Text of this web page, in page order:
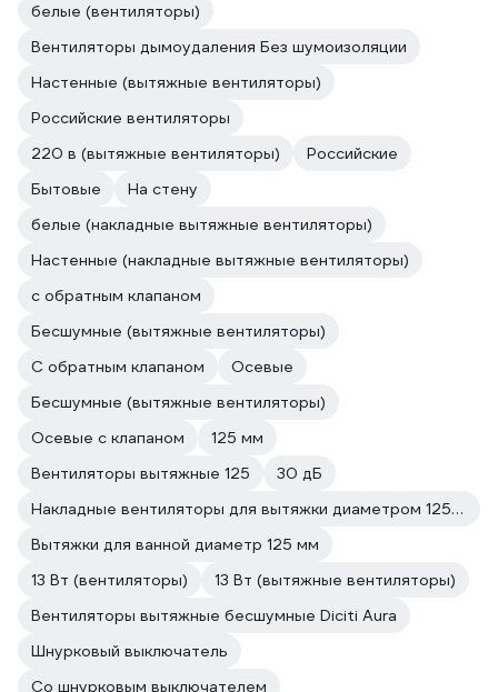
белые (вентиляторы)
Вентиляторы дымоудаления Без шумоизоляции
Настенные (вытяжные вентиляторы)
Российские вентиляторы
220 в (вытяжные вентиляторы)
Российские
Бытовые
На стену
белые (накладные вытяжные вентиляторы)
Настенные (накладные вытяжные вентиляторы)
с обратным клапаном
Бесшумные (вытяжные вентиляторы)
С обратным клапаном
Осевые
Бесшумные (вытяжные вентиляторы)
Осевые с клапаном
125 мм
Вентиляторы вытяжные 125
30 дБ
Накладные вентиляторы для вытяжки диаметром 125 мм
Вытяжки для ванной диаметр 125 мм
13 Вт (вентиляторы)
13 Вт (вытяжные вентиляторы)
Вентиляторы вытяжные бесшумные Diciti Aura
Шнурковый выключатель
Со шнурковым выключателем